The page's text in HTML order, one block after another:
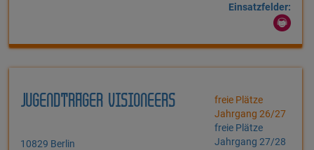
Einsatzfelder:
JUGENDTRÄGER VISIONEERS
10829 Berlin
freie Plätze
Jahrgang 26/27
freie Plätze
Jahrgang 27/28